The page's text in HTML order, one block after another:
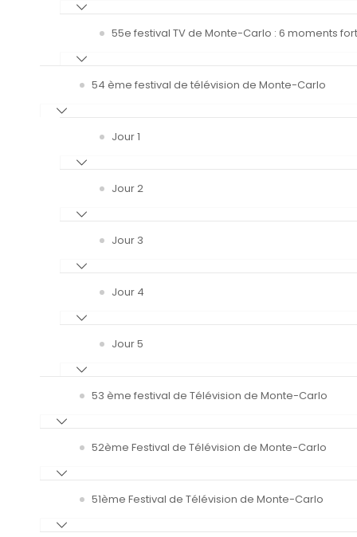
55e festival TV de Monte-Carlo : 6 moments
54 ème festival de télévision de Monte-Carlo
Jour 1
Jour 2
Jour 3
Jour 4
Jour 5
53 ème festival de Télévision de Monte-Carlo
52ème Festival de Télévision de Monte-Carlo
51ème Festival de Télévision de Monte-Carlo